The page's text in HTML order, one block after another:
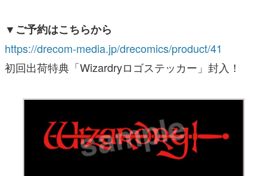
▼ご予約はこちらから
https://drecom-media.jp/drecomics/product/41
初回出荷特典「Wizardryロゴステッカー」封入！